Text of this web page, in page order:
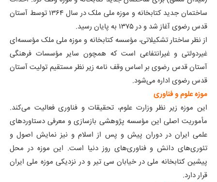
ساختمان جدید کتابخانه و موزه ملی ملک در سال ۱۳۶۴ توسط آستان
قدس رضوی آغاز شد و در ۱۳۷۵ به پایان رسید.
از نظر ساختار تشکیلاتی، مؤسسه کتابخانه و موزه ملی ملک مؤسسه‌ای
غیردولتی و غیرانتفاعی است که همچون سایر مؤسسات فرهنگی
آستان قدس رضوی بر اساس وقف نامه زیر نظر مستقیم تولیت آستان
قدس رضوی اداره می‌شود.
موزه علوم و فناوری
این موزه زیر نظر وزارت علوم، تحقیقات و فناوری فعالیت می‌کند.
مأموریت اصلی این مؤسسه پژوهشی بازسازی و معرفی دستاوردهای
علمی ایران در دوران پیش و پس از اسلام و نیز نمایش اصول و
تئوری‌های دانش و فناوری‌های روز دنیا است. این موزه در محل
پیشین کتابخانه ملی در خیابان سی تیر و در نزدیکی موزه ملی ایران
قرار دارد.